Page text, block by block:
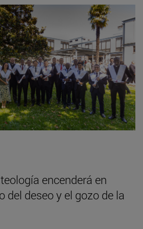
encenderá en
del deseo y el gozo de la